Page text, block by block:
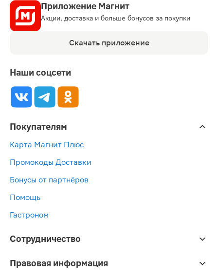
Приложение Магнит
Акции, доставка и больше бонусов за покупки
Скачать приложение
Наши соцсети
Покупателям
Карта Магнит Плюс
Промокоды Доставки
Бонусы от партнёров
Помощь
Гастроном
Сотрудничество
Правовая информация